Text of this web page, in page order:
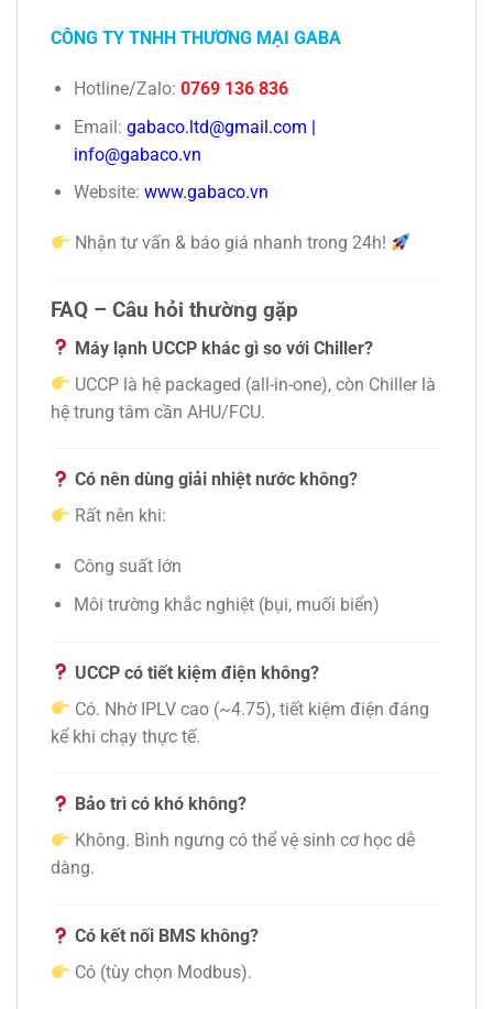
CÔNG TY TNHH THƯƠNG MẠI GABA
Hotline/Zalo: 0769 136 836
Email: gabaco.ltd@gmail.com |
info@gabaco.vn
Website: www.gabaco.vn
Nhận tư vấn & báo giá nhanh trong 24h!
FAQ – Câu hỏi thường gặp
Máy lạnh UCCP khác gì so với Chiller?
UCCP là hệ packaged (all-in-one), còn Chiller là
hệ trung tâm cần AHU/FCU.
Có nên dùng giải nhiệt nước không?
Rất nên khi:
Công suất lớn
Môi trường khắc nghiệt (bụi, muối biển)
UCCP có tiết kiệm điện không?
Có. Nhờ IPLV cao (~4.75), tiết kiệm điện đáng
kể khi chạy thực tế.
Bảo trì có khó không?
Không. Bình ngưng có thể vệ sinh cơ học dễ
dàng.
Có kết nối BMS không?
Có (tùy chọn Modbus).